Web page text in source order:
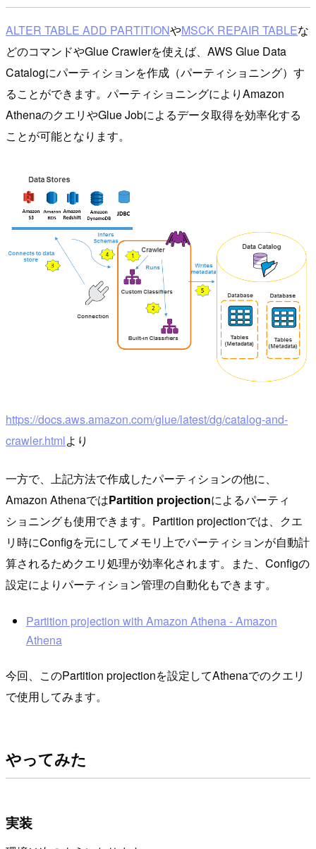
ALTER TABLE ADD PARTITIONやMSCK REPAIR TABLEな
どのコマンドやGlue Crawlerを使えば、AWS Glue Data
Catalogにパーティションを作成（パーティショニング）す
ることができます。パーティショニングによりAmazon
AthenaのクエリやGlue Jobによるデータ取得を効率化する
ことが可能となります。
https://docs.aws.amazon.com/glue/latest/dg/catalog-and-
crawler.htmlより
一方で、上記方法で作成したパーティションの他に、
Amazon AthenaではPartition projectionによるパーティ
ショニングも使用できます。Partition projectionでは、クエ
リ時にConfigを元にしてメモリ上でパーティションが自動計
算されるためクエリ処理が効率化されます。また、Configの
設定によりパーティション管理の自動化もできます。
Partition projection with Amazon Athena - Amazon
Athena
今回、このPartition projectionを設定してAthenaでのクエリ
で使用してみます。
やってみた
実装